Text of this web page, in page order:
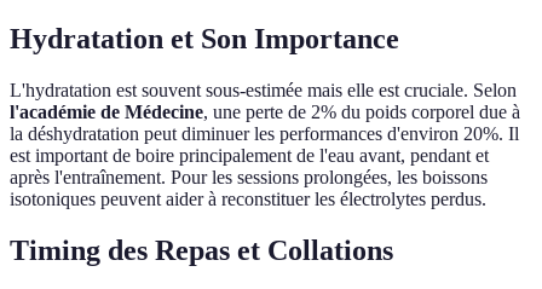
Hydratation et Son Importance
L'hydratation est souvent sous-estimée mais elle est cruciale. Selon
l'académie de Médecine, une perte de 2% du poids corporel due à
la déshydratation peut diminuer les performances d'environ 20%. Il
est important de boire principalement de l'eau avant, pendant et
après l'entraînement. Pour les sessions prolongées, les boissons
isotoniques peuvent aider à reconstituer les électrolytes perdus.
Timing des Repas et Collations